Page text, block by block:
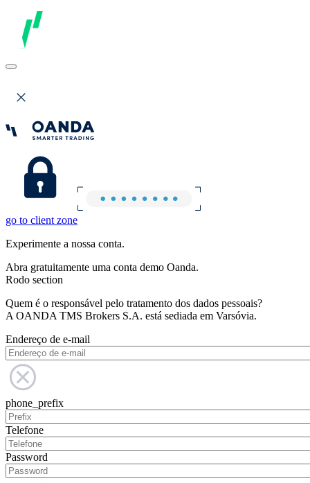
go to client zone
Experimente a nossa conta.
Abra gratuitamente uma conta demo Oanda.
Rodo section
Quem é o responsável pelo tratamento dos dados pessoais?
A OANDA TMS Brokers S.A. está sediada em Varsóvia.
Endereço de e-mail
phone_prefix
Telefone
Password